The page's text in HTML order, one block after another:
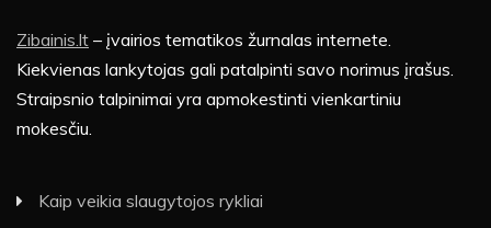
Zibainis.lt – įvairios tematikos žurnalas internete.
Kiekvienas lankytojas gali patalpinti savo norimus įrašus.
Straipsnio talpinimai yra apmokestinti vienkartiniu
mokesčiu.
Kaip veikia slaugytojos rykliai